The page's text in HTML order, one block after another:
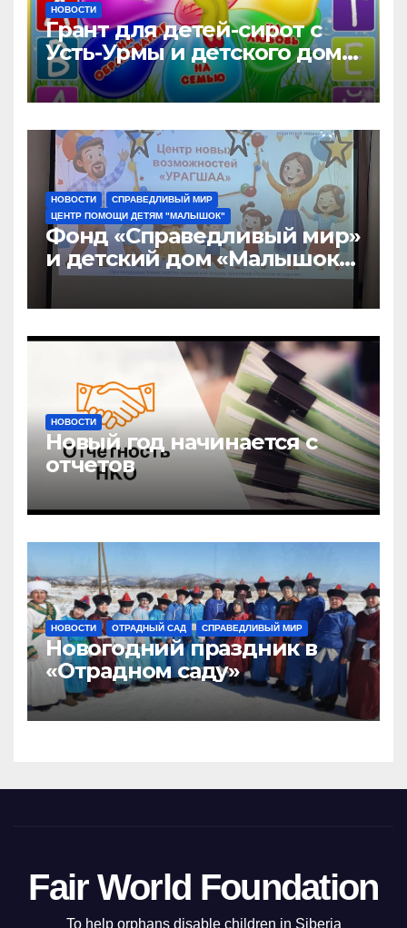
НОВОСТИ
Грант для детей-сирот с
Усть-Урмы и детского дома
«Малышок»
НОВОСТИ
СПРАВЕДЛИВЫЙ МИР
ЦЕНТР ПОМОЩИ ДЕТЯМ "МАЛЫШОК"
Фонд «Справедливый мир»
и детский дом «Малышок»
открыли центр новых
возможностей «УРАГШАА»
НОВОСТИ
Новый год начинается с
отчетов
НОВОСТИ ОТРАДНЫЙ САД СПРАВЕДЛИВЫЙ МИР
Новогодний праздник в
«Отрадном саду»
Fair World Foundation
To help orphans disable children in Siberia